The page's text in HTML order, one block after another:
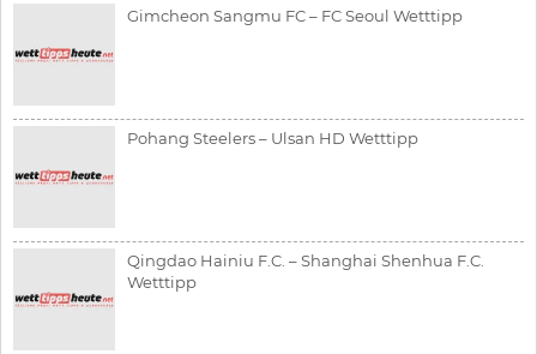
Gimcheon Sangmu FC – FC Seoul Wetttipp
Pohang Steelers – Ulsan HD Wetttipp
Qingdao Hainiu F.C. – Shanghai Shenhua F.C.
Wetttipp